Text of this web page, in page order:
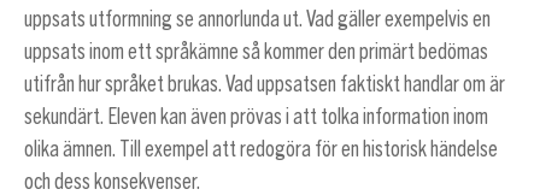
uppsats utformning se annorlunda ut. Vad gäller exempelvis en
uppsats inom ett språkämne så kommer den primärt bedömas
utifrån hur språket brukas. Vad uppsatsen faktiskt handlar om är
sekundärt. Eleven kan även prövas i att tolka information inom
olika ämnen. Till exempel att redogöra för en historisk händelse
och dess konsekvenser.